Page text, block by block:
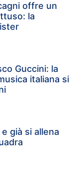
offre un
la
Guccini: la
italiana si
già si allena